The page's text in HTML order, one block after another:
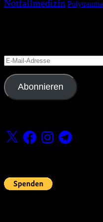
Notfallmedizin Polytrauma
E-
Mail-
Adresse
Abonnieren
X FacebookInstagramTelegram